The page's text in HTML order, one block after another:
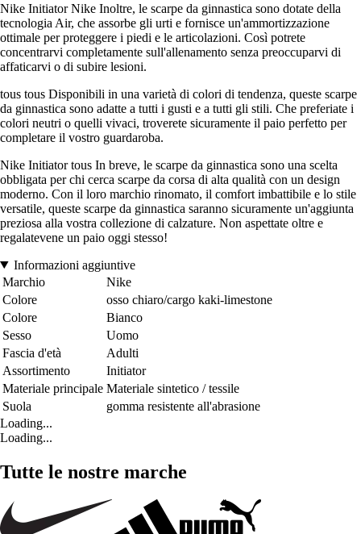
Nike Initiator Nike Inoltre, le scarpe da ginnastica sono dotate della
tecnologia Air, che assorbe gli urti e fornisce un'ammortizzazione
ottimale per proteggere i piedi e le articolazioni. Così potrete
concentrarvi completamente sull'allenamento senza preoccuparvi di
affaticarvi o di subire lesioni.
tous tous Disponibili in una varietà di colori di tendenza, queste scarpe
da ginnastica sono adatte a tutti i gusti e a tutti gli stili. Che preferiate i
colori neutri o quelli vivaci, troverete sicuramente il paio perfetto per
completare il vostro guardaroba.
Nike Initiator tous In breve, le scarpe da ginnastica sono una scelta
obbligata per chi cerca scarpe da corsa di alta qualità con un design
moderno. Con il loro marchio rinomato, il comfort imbattibile e lo stile
versatile, queste scarpe da ginnastica saranno sicuramente un'aggiunta
preziosa alla vostra collezione di calzature. Non aspettate oltre e
regalatevene un paio oggi stesso!
Informazioni aggiuntive
Marchio
Nike
Colore
osso chiaro/cargo kaki-limestone
Colore
Bianco
Sesso
Uomo
Fascia d'età
Adulti
Assortimento
Initiator
Materiale principale Materiale sintetico / tessile
Suola
gomma resistente all'abrasione
Loading...
Loading...
Tutte le nostre marche